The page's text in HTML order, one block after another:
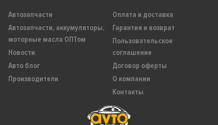
Автозапчасти
Автозапчасти, аккумуляторы,
моторные масла ОПТом
Новости
Авто блог
Производители
Оплата и доставка
Гарантия и возврат
Пользовательское
соглашение
Договор оферты
О компании
Контакты